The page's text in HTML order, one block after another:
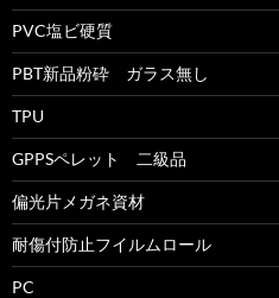
PVC塩ビ硬質
PBT新品粉砕 ガラス無し
TPU
GPPSペレット 二級品
偏光片メガネ資材
耐傷付防止フイルムロール
PC